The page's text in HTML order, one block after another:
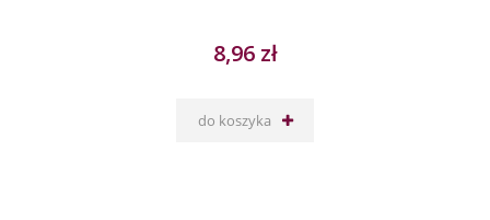
8,96 zł
do koszyka